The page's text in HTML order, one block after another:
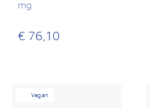
mg
€ 76,10
Vegan